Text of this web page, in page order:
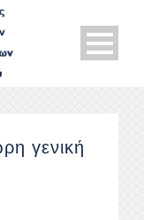
γενική